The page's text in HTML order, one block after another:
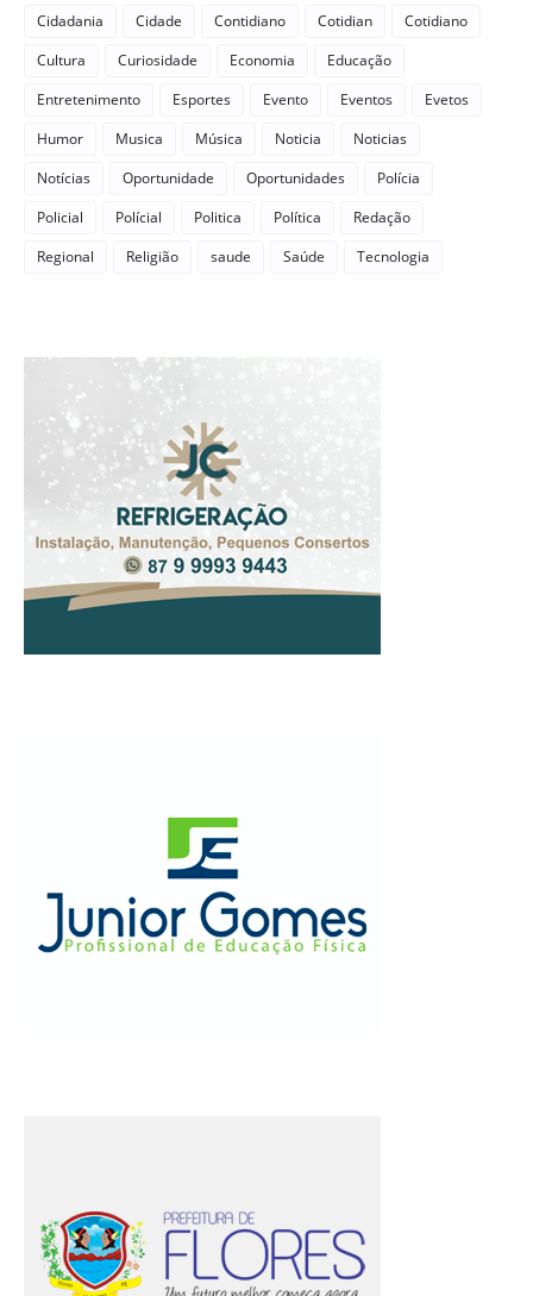
Cidadania Cidade Contidiano Cotidian
Cotidiano
Cultura
Curiosidade Economia
Educação
Entretenimento
Esportes Evento Eventos
Evetos
Humor
Musica Música Noticia
Noticias
Notícias
Oportunidade Oportunidades
Polícia
Policial
Polícial Politica Política
Redação
Regional
Religião saude Saúde Tecnologia